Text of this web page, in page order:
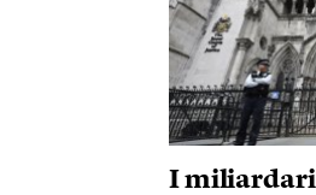
I miliardari